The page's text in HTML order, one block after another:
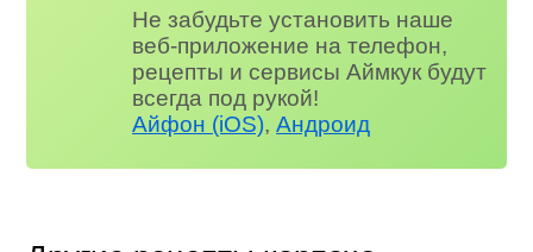
Не забудьте установить наше
веб-приложение на телефон,
рецепты и сервисы Аймкук будут
всегда под рукой!
Айфон (iOS),Андроид